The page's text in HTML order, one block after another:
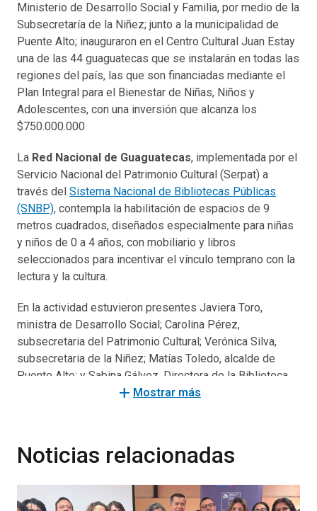
Ministerio de Desarrollo Social y Familia, por medio de la
Subsecretaría de la Niñez; junto a la municipalidad de
Puente Alto; inauguraron en el Centro Cultural Juan Estay
una de las 44 guaguatecas que se instalarán en todas las
regiones del país, las que son financiadas mediante el
Plan Integral para el Bienestar de Niñas, Niños y
Adolescentes, con una inversión que alcanza los
$750.000.000
La Red Nacional de Guaguatecas, implementada por el
Servicio Nacional del Patrimonio Cultural (Serpat) a
través del Sistema Nacional de Bibliotecas Públicas
(SNBP), contempla la habilitación de espacios de 9
metros cuadrados, diseñados especialmente para niñas
y niños de 0 a 4 años, con mobiliario y libros
seleccionados para incentivar el vínculo temprano con la
lectura y la cultura.
En la actividad estuvieron presentes Javiera Toro,
ministra de Desarrollo Social; Carolina Pérez,
subsecretaria del Patrimonio Cultural; Verónica Silva,
subsecretaria de la Niñez; Matías Toledo, alcalde de
Puente Alto; y Sabina Gálvez, Directora de la Biblioteca
de las Artes ubicada en el Centro Cultural Juan Estay.
articulada desde el Estado es clave para avanzar en los
esfuerzo conjunto, sumaremos 44 nuevas Guaguatecas a
add Mostrar más
Noticias relacionadas